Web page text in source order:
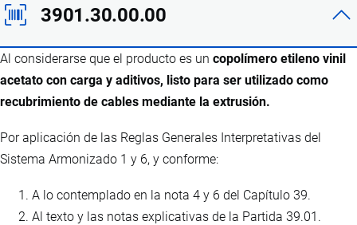
3901.30.00.00
Al considerarse que el producto es un copolímero etileno vinil
acetato con carga y aditivos, listo para ser utilizado como
recubrimiento de cables mediante la extrusión.
Por aplicación de las Reglas Generales Interpretativas del
Sistema Armonizado 1 y 6, y conforme:
A lo contemplado en la nota 4 y 6 del Capítulo 39.
Al texto y las notas explicativas de la Partida 39.01.